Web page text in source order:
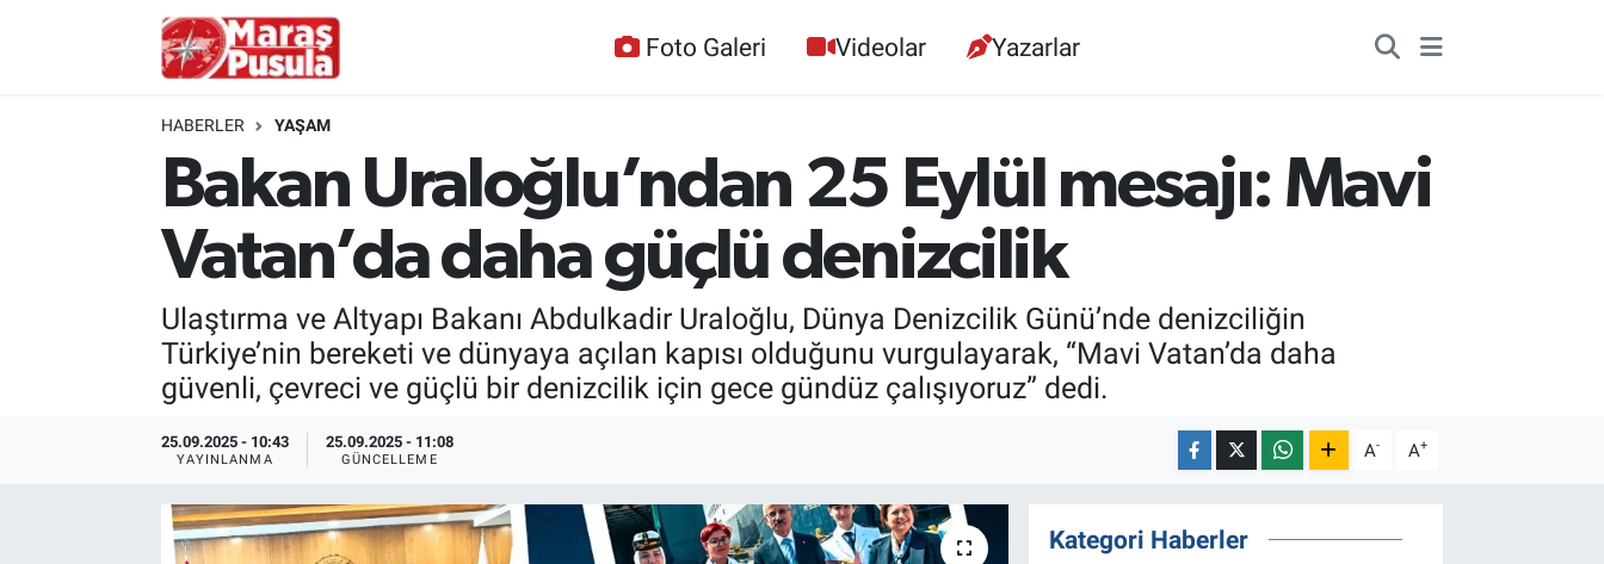
Foto Galeri Videolar Yazarlar
HABERLER YAŞAM
Bakan Uraloğlu’ndan 25 Eylül mesajı: Mavi
Vatan’da daha güçlü denizcilik
Ulaştırma ve Altyapı Bakanı Abdulkadir Uraloğlu, Dünya Denizcilik Günü’nde denizciliğin
Türkiye’nin bereketi ve dünyaya açılan kapısı olduğunu vurgulayarak, “Mavi Vatan’da daha
güvenli, çevreci ve güçlü bir denizcilik için gece gündüz çalışıyoruz” dedi.
25.09.2025 - 10:43
YAYINLANMA
25.09.2025 - 11:08
GÜNCELLEME A- A+
Kategori Haberler
Kültür Sanat
İstanbul Hava Durumu
İstanbul Namaz Vakitleri
İstanbul Trafik Yoğunluk Haritası
Süper Lig Puan Durumu ve Fikstür
Tüm Manşetler
Son Dakika Haberleri
Haber Arşivi